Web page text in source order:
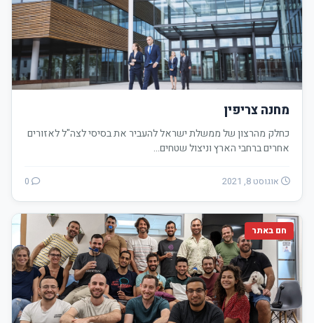
מחנה צריפין
כחלק מהרצון של ממשלת ישראל להעביר את בסיסי לצה"ל לאזורים
אחרים ברחבי הארץ וניצול שטחים…
אוגוסט 8, 2021
חם באתר